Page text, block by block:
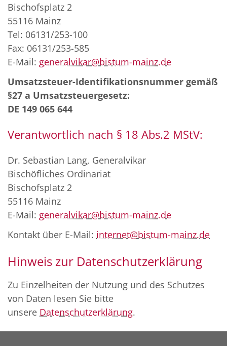
Bischofsplatz 2
55116 Mainz
Tel: 06131/253-100
Fax: 06131/253-585
E-Mail: generalvikar@bistum-mainz.de
Umsatzsteuer-Identifikationsnummer gemäß
§27 a Umsatzsteuergesetz:
DE 149 065 644
Verantwortlich nach § 18 Abs.2 MStV:
Dr. Sebastian Lang, Generalvikar
Bischöfliches Ordinariat
Bischofsplatz 2
55116 Mainz
E-Mail: generalvikar@bistum-mainz.de
Kontakt über E-Mail: internet@bistum-mainz.de
Hinweis zur Datenschutzerklärung
Zu Einzelheiten der Nutzung und des Schutzes
von Daten lesen Sie bitte
unsere Datenschutzerklärung.